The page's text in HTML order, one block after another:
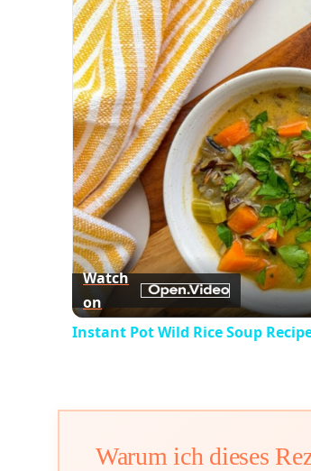
Watch
on
Instant Pot Wild Rice Soup
Warum ich dieses